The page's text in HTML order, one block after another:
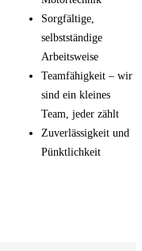
Sorgfältige,
selbstständige
Arbeitsweise
Teamfähigkeit – wir
sind ein kleines
Team, jeder zählt
Zuverlässigkeit und
Pünktlichkeit